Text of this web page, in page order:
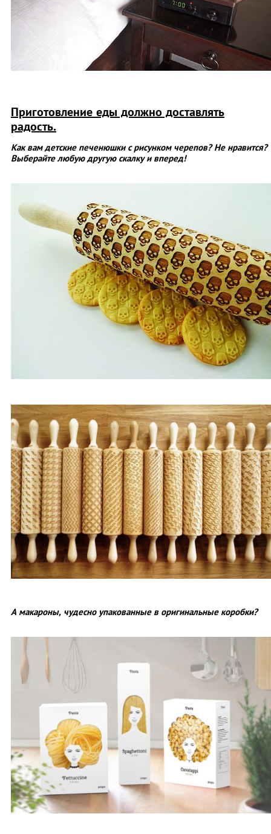
Приготовление еды должно доставлять
радость.
Как вам детские печенюшки с рисунком черепов? Не нравится?
Выберайте любую другую скалку и вперед!
А макароны, чудесно упакованные в оригинальные коробки?